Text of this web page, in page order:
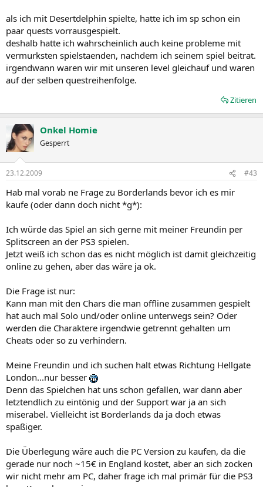
als ich mit Desertdelphin spielte, hatte ich im sp schon ein
paar quests vorrausgespielt.
deshalb hatte ich wahrscheinlich auch keine probleme mit
vermurksten spielstaenden, nachdem ich seinem spiel beitrat.
irgendwann waren wir mit unseren level gleichauf und waren
auf der selben questreihenfolge.
Zitieren
Onkel Homie
Gesperrt
23.12.2009 #43
Hab mal vorab ne Frage zu Borderlands bevor ich es mir
kaufe (oder dann doch nicht *g*):
Ich würde das Spiel an sich gerne mit meiner Freundin per
Splitscreen an der PS3 spielen.
Jetzt weiß ich schon das es nicht möglich ist damit gleichzeitig
online zu gehen, aber das wäre ja ok.
Die Frage ist nur:
Kann man mit den Chars die man offline zusammen gespielt
hat auch mal Solo und/oder online unterwegs sein? Oder
werden die Charaktere irgendwie getrennt gehalten um
Cheats oder so zu verhindern.
Meine Freundin und ich suchen halt etwas Richtung Hellgate
London...nur besser
Denn das Spielchen hat uns schon gefallen, war dann aber
letztendlich zu eintönig und der Support war ja an sich
miserabel. Vielleicht ist Borderlands da ja doch etwas
spaßiger.
Die Überlegung wäre auch die PC Version zu kaufen, da die
gerade nur noch ~15€ in England kostet, aber an sich zocken
wir nicht mehr am PC, daher frage ich mal primär für die PS3